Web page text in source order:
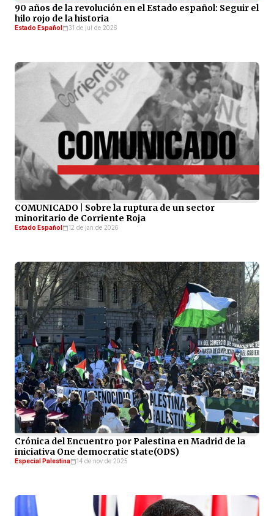
90 años de la revolución en el Estado español: Seguir el
hilo rojo de la historia
Estado Español 31 de jul de 2026
COMUNICADO | Sobre la ruptura de un sector
minoritario de Corriente Roja
Estado Español 12 de jan de 2026
Crónica del Encuentro por Palestina en Madrid de la
iniciativa One democratic state(ODS)
Especial Palestina 14 de nov de 2025